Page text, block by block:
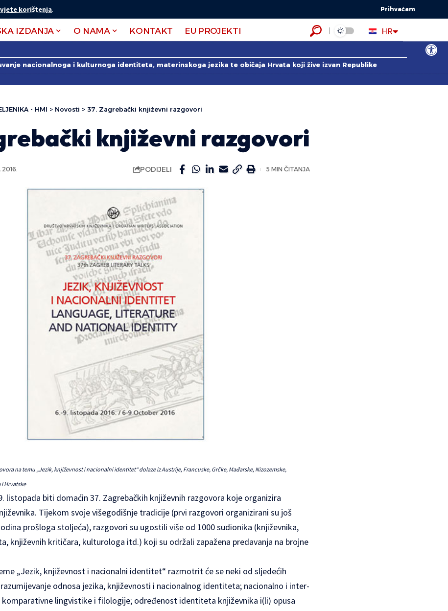
Open
korištenja. Prihvaćam
IZDANJA O NAMA KONTAKT EU PROJEKTI HR
EN
ES
nacionalnoga i kulturnoga identiteta, materinskoga jezika te običaja Hrvata koji žive izvan Republike
- HMI > Novosti > 37. Zagrebački književni razgovori
književni razgovori
2016. PODIJELI 5 MIN ČITANJA
na temu „Jezik, književnost i nacionalni identitet“ dolaze iz Austrije, Francuske, Grčke, Mađarske, Nizozemske,
i Hrvatske
listopada biti domaćin 37. Zagrebačkih književnih razgovora koje organizira
Tijekom svoje višegodišnje tradicije (prvi razgovori organizirani su još
prošloga stoljeća), razgovori su ugostili više od 1000 sudionika (književnika,
književnih kritičara, kulturologa itd.) koji su održali zapažena predavanja na brojne
„Jezik, književnost i nacionalni identitet“ razmotrit će se neki od sljedećih
odnosa jezika, književnosti i nacionalnog identiteta; nacionalno i inter-
komparativne lingvistike i filologije; određenost identiteta književnika i(li) opusa